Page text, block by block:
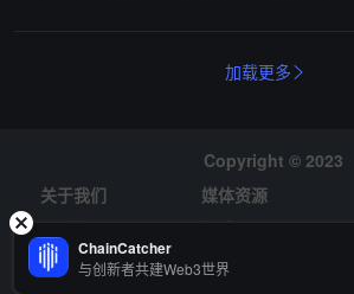
加载更多
Copyright © 2023
关于我们
媒体资源
风险提示
招聘
ChainCatcher
与创新者共建Web3世界